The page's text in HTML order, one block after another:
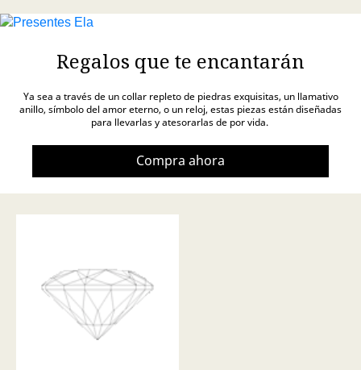
Regalos que te encantarán
Ya sea a través de un collar repleto de piedras exquisitas, un llamativo
anillo, símbolo del amor eterno, o un reloj, estas piezas están diseñadas
para llevarlas y atesorarlas de por vida.
Compra ahora